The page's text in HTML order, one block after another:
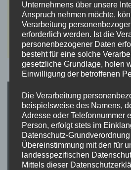
Unternehmens über unsere
Anspruch nehmen möchte,
Verarbeitung
erforderlich werden. Ist die
personenbezogener Daten
besteht für eine solche
gesetzliche Grundlage, holen
Einwilligung der betroffenen
Die Verarbeitung
beispielsweise des Namens,
Adresse oder Telefonnummer
Person, erfolgt stets im
Datenschutz-
Übereinstimmung mit den für
landesspezifischen
Mittels dieser